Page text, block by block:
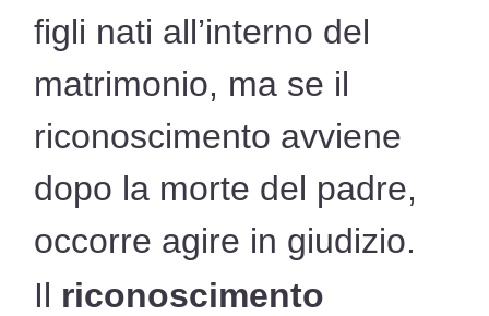
figli nati all’interno del
matrimonio, ma se il
riconoscimento avviene
dopo la morte del padre,
occorre agire in giudizio.
Il riconoscimento